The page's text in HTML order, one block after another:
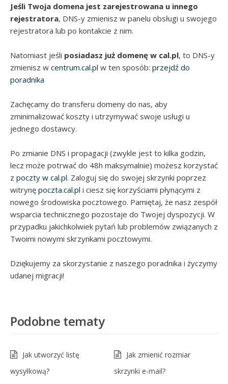
Jeśli Twoja domena jest zarejestrowana u innego
rejestratora, DNS-y zmienisz w panelu obsługi u swojego
rejestratora lub po kontakcie z nim.
Natomiast jeśli posiadasz już domenę w cal.pl, to DNS-y
zmienisz w centrum.cal.pl w ten sposób: przejdź do
poradnika
Zachęcamy do transferu domeny do nas, aby
zminimalizować koszty i utrzymywać swoje usługi u
jednego dostawcy.
Po zmianie DNS i propagacji (zwykle jest to kilka godzin,
lecz może potrwać do 48h maksymalnie) możesz korzystać
z poczty w cal.pl. Zaloguj się do swojej skrzynki poprzez
witrynę poczta.cal.pl i ciesz się korzyściami płynącymi z
nowego środowiska pocztowego. Pamiętaj, że nasz zespół
wsparcia technicznego pozostaje do Twojej dyspozycji. W
przypadku jakichkolwiek pytań lub problemów związanych z
Twoimi nowymi skrzynkami pocztowymi.
Dziękujemy za skorzystanie z naszego poradnika i życzymy
udanej migracji!
Podobne tematy
Jak utworzyć listę
wysyłkową?
Jak zmienić rozmiar
skrzynki e-mail?